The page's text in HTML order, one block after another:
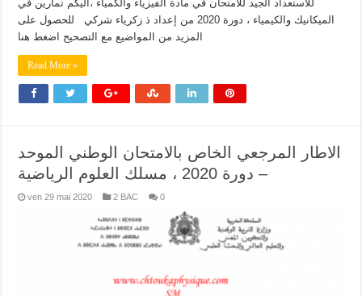
للاستعداد الجيد للامتحان في مادة الفيزياء والكمياء ،اليكم تمارين في
الميكانيك والكيمياء ، دورة 2020 من إعداد ذ زكرياء شركي للحصول على
المزيد من المواضيع مع التصحيح اضغط هنا
Read More »
الاطار المرجعي الخاص بالامتحان الوطني الموحد
– دورة 2020 ، مسلك العلوم الرياضية
ven 29 mai 2020 2 BAC 0